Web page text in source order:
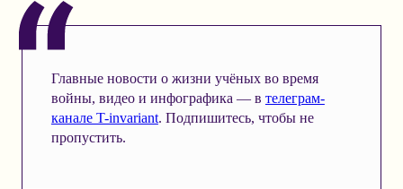
Главные новости о жизни учёных во время
войны, видео и инфографика — в телеграм-
канале T-invariant. Подпишитесь, чтобы не
пропустить.